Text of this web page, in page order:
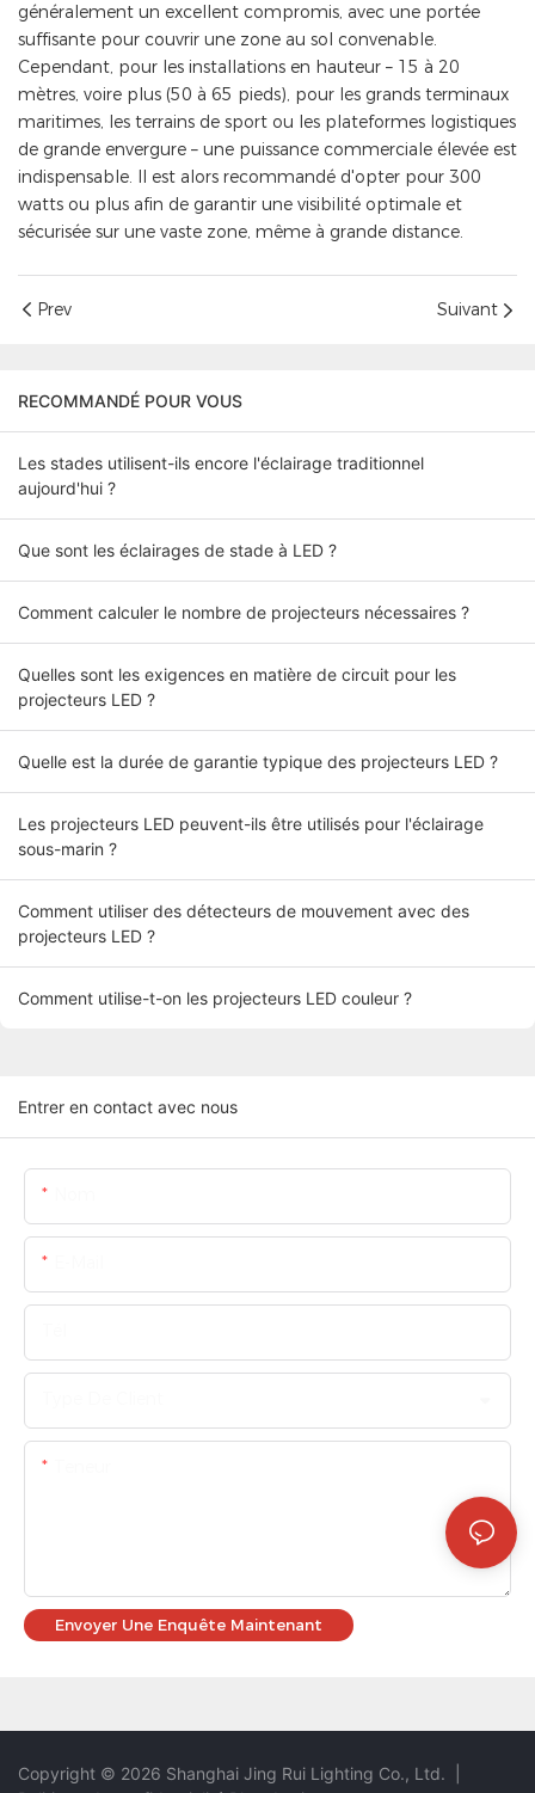
généralement un excellent compromis, avec une portée
suffisante pour couvrir une zone au sol convenable.
Cependant, pour les installations en hauteur – 15 à 20
mètres, voire plus (50 à 65 pieds), pour les grands terminaux
maritimes, les terrains de sport ou les plateformes logistiques
de grande envergure – une puissance commerciale élevée est
indispensable. Il est alors recommandé d'opter pour 300
watts ou plus afin de garantir une visibilité optimale et
sécurisée sur une vaste zone, même à grande distance.
Prev Suivant
RECOMMANDÉ POUR VOUS
Les stades utilisent-ils encore l'éclairage traditionnel
aujourd'hui ?
Que sont les éclairages de stade à LED ?
Comment calculer le nombre de projecteurs nécessaires ?
Quelles sont les exigences en matière de circuit pour les
projecteurs LED ?
Quelle est la durée de garantie typique des projecteurs LED ?
Les projecteurs LED peuvent-ils être utilisés pour l'éclairage
sous-marin ?
Comment utiliser des détecteurs de mouvement avec des
projecteurs LED ?
Comment utilise-t-on les projecteurs LED couleur ?
Entrer en contact avec nous
Envoyer Une Enquête Maintenant
Copyright © 2026 Shanghai Jing Rui Lighting Co., Ltd.